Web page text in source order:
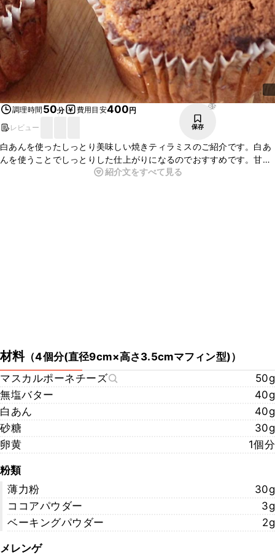
調理時間 50分 費用目安400円
レビュー
85
保存
白あんを使ったしっとり美味しい焼きティラミスのご紹介です。白あ
んを使うことでしっとりした仕上がりになるのでおすすめです。甘さ
控えめの味付けなのでお好みでお砂糖の量は調節して下さいね。とっ
紹介文をすべて見る
材料（4個分(直径9cm×高さ3.5cmマフィン型)）
マスカルポーネチーズ
50g
無塩バター
40g
白あん
40g
砂糖
30g
卵黄
1個分
粉類
薄力粉
30g
ココアパウダー
3g
ベーキングパウダー
2g
メレンゲ